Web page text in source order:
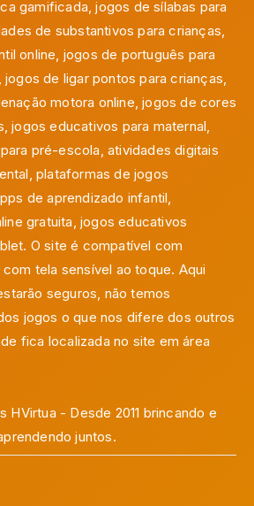
gamificada, jogos de sílabas para
de substantivos para crianças,
online, jogos de português para
jogos de ligar pontos para crianças,
motora online, jogos de cores
jogos educativos para maternal,
pré-escola, atividades digitais
plataformas de jogos
de aprendizado infantil,
gratuita, jogos educativos
O site é compatível com
tela sensível ao toque. Aqui
seguros, não temos
jogos o que nos difere dos outros
fica localizada no site em área
HVirtua - Desde 2011 brincando e
juntos.